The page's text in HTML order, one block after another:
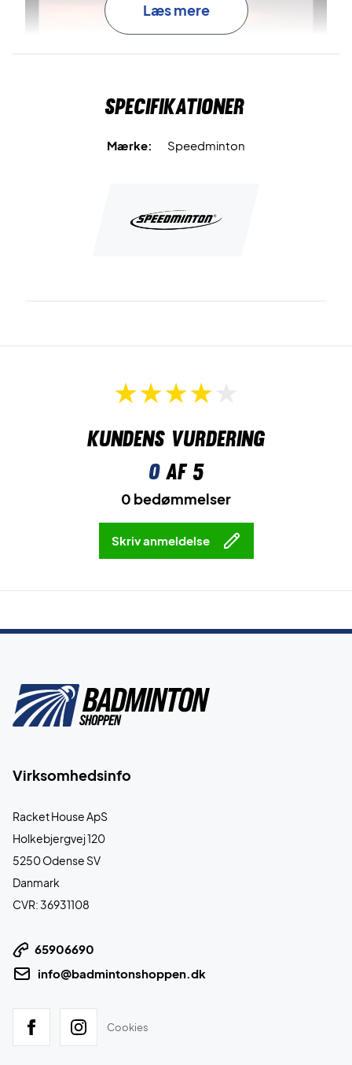
Læs mere
Specifikationer
Mærke: Speedminton
Kundens vurdering
0af 5
0 bedømmelser
Skriv anmeldelse
Virksomhedsinfo
Racket House ApS
Holkebjergvej 120
5250 Odense SV
Danmark
CVR: 36931108
65906690
info@badmintonshoppen.dk
Cookies